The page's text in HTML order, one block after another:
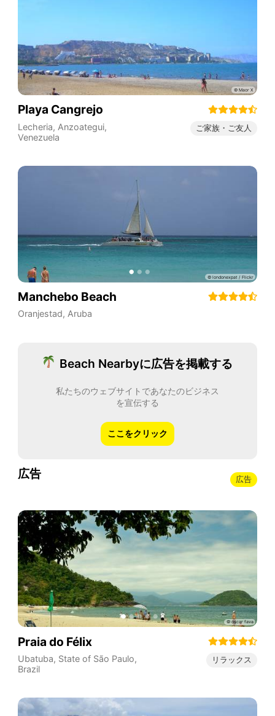
Playa Cangrejo
Lecheria, Anzoategui,
Venezuela
ご家族・ご友人
Manchebo Beach
Oranjestad, Aruba
Beach Nearbyに広告を掲載する
私たちのウェブサイトであなたのビジネス
を宣伝する
ここをクリック
広告 広告
Praia do Félix
Ubatuba, State of São Paulo,
Brazil
リラックス